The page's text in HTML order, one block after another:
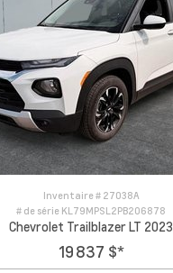
Inventaire # 27038A
# de série KL79MPSL2PB206878
Chevrolet Trailblazer LT 2023
19 837 $*